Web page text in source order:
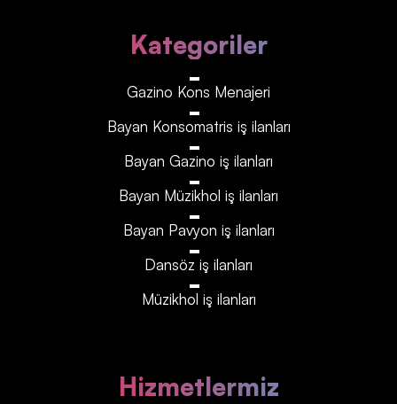
Kategoriler
Gazino Kons Menajeri
Bayan Konsomatris iş ilanları
Bayan Gazino iş ilanları
Bayan Müzikhol iş ilanları
Bayan Pavyon iş ilanları
Dansöz iş ilanları
Müzikhol iş ilanları
Hizmetlermiz